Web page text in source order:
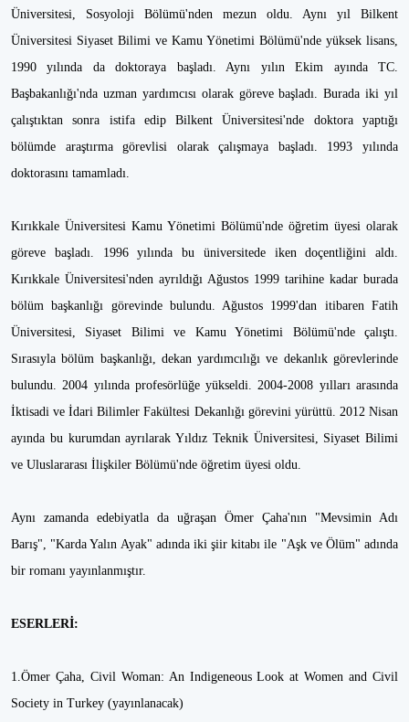
Üniversitesi, Sosyoloji Bölümü'nden mezun oldu. Aynı yıl Bilkent
Üniversitesi Siyaset Bilimi ve Kamu Yönetimi Bölümü'nde yüksek lisans,
1990 yılında da doktoraya başladı. Aynı yılın Ekim ayında TC.
Başbakanlığı'nda uzman yardımcısı olarak göreve başladı. Burada iki yıl
çalıştıktan sonra istifa edip Bilkent Üniversitesi'nde doktora yaptığı
bölümde araştırma görevlisi olarak çalışmaya başladı. 1993 yılında
doktorasını tamamladı.
Kırıkkale Üniversitesi Kamu Yönetimi Bölümü'nde öğretim üyesi olarak
göreve başladı. 1996 yılında bu üniversitede iken doçentliğini aldı.
Kırıkkale Üniversitesi'nden ayrıldığı Ağustos 1999 tarihine kadar burada
bölüm başkanlığı görevinde bulundu. Ağustos 1999'dan itibaren Fatih
Üniversitesi, Siyaset Bilimi ve Kamu Yönetimi Bölümü'nde çalıştı.
Sırasıyla bölüm başkanlığı, dekan yardımcılığı ve dekanlık görevlerinde
bulundu. 2004 yılında profesörlüğe yükseldi. 2004-2008 yılları arasında
İktisadi ve İdari Bilimler Fakültesi Dekanlığı görevini yürüttü. 2012 Nisan
ayında bu kurumdan ayrılarak Yıldız Teknik Üniversitesi, Siyaset Bilimi
ve Uluslararası İlişkiler Bölümü'nde öğretim üyesi oldu.
Aynı zamanda edebiyatla da uğraşan Ömer Çaha'nın "Mevsimin Adı
Barış", "Karda Yalın Ayak" adında iki şiir kitabı ile "Aşk ve Ölüm" adında
bir romanı yayınlanmıştır.
ESERLERİ:
1.Ömer Çaha, Civil Woman: An Indigeneous Look at Women and Civil
Society in Turkey (yayınlanacak)